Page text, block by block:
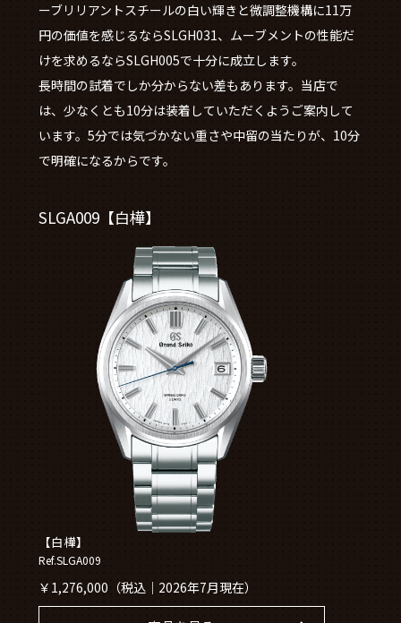
ーブリリアントスチールの白い輝きと微調整機構に11万
円の価値を感じるならSLGH031、ムーブメントの性能だ
けを求めるならSLGH005で十分に成立します。
長時間の試着でしか分からない差もあります。当店で
は、少なくとも10分は装着していただくようご案内して
います。5分では気づかない重さや中留の当たりが、10分
で明確になるからです。
SLGA009【白樺】
【白樺】
Ref.SLGA009
￥1,276,000（税込｜2026年7月現在）